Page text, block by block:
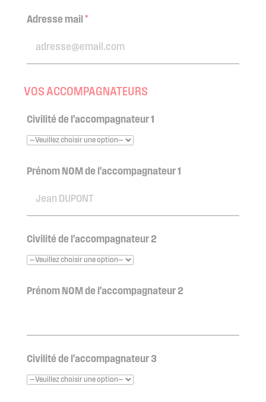
Adresse mail*
VOS ACCOMPAGNATEURS
Civilité de l'accompagnateur 1
Prénom NOM de l'accompagnateur 1
Civilité de l'accompagnateur 2
Prénom NOM de l'accompagnateur 2
Civilité de l'accompagnateur 3